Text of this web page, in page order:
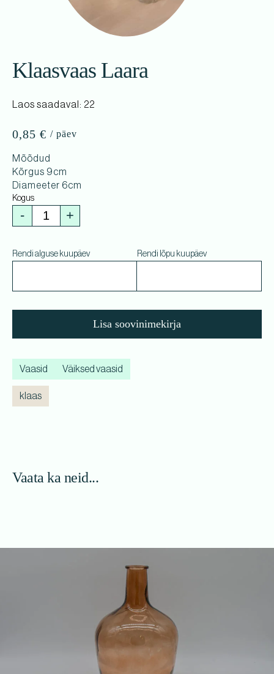
Klaasvaas Laara
Laos saadaval: 22
0,85 €
Mõõdud
Kõrgus 9cm
Diameeter 6cm
- +
Rendi alguse kuupäev Rendi lõpu kuupäev
Lisa soovinimekirja
Vaasid Väiksed vaasid
klaas
Vaata ka neid...